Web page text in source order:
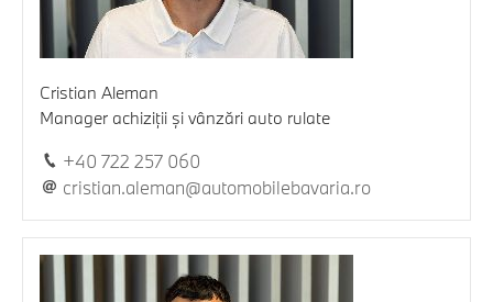
Cristian Aleman
Manager achiziții și vânzări auto rulate
+40 722 257 060
cristian.aleman@automobilebavaria.ro